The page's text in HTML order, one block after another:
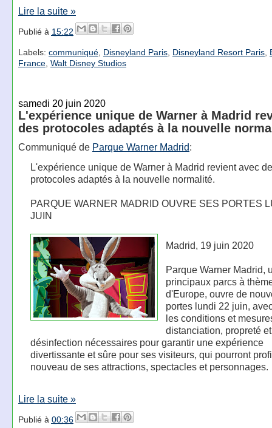
Lire la suite »
Publié à 15:22
Labels: communiqué, Disneyland Paris, Disneyland Resort Paris,
France, Walt Disney Studios
samedi 20 juin 2020
L'expérience unique de Warner à Madrid
des protocoles adaptés à la nouvelle
Communiqué de Parque Warner Madrid:
L'expérience unique de Warner à Madrid revient avec
protocoles adaptés à la nouvelle normalité.
PARQUE WARNER MADRID OUVRE SES PORTES
JUIN
Madrid, 19 juin 2020
Parque Warner Madrid,
principaux parcs à
d'Europe, ouvre de
portes lundi 22 juin,
les conditions et
distanciation, propreté et
désinfection nécessaires pour garantir une expérience
divertissante et sûre pour ses visiteurs, qui pourront
nouveau de ses attractions, spectacles et personnages.
Lire la suite »
Publié à 00:36